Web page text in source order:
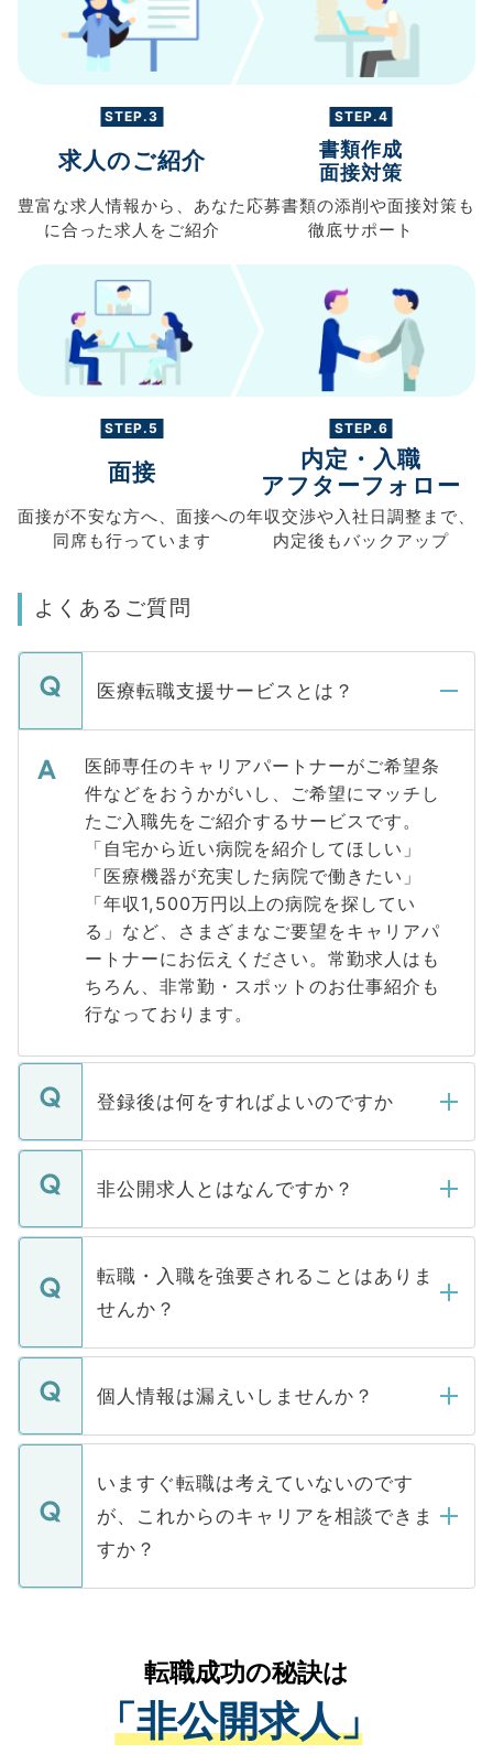
STEP.3
求人のご紹介
豊富な求人情報から、 あなた
に合った求人を ご紹介
STEP.4
書類作成
面接対策
応募書類の添削や面接対策も
徹底サポート
STEP.5
面接
面接が不安な方へ、 面接への
同席も行っています
STEP.6
内定・入職
アフターフォロー
年収交渉や入社日調整まで、
内定後もバックアップ
よくあるご質問
医療転職支援サービスとは？
医師専任のキャリアパートナーがご希望条
件などをおうかがいし、ご希望にマッチし
たご入職先をご紹介するサービスです。
「自宅から近い病院を紹介してほしい」
「医療機器が充実した病院で働きたい」
「年収1,500万円以上の病院を探してい
る」など、さまざまなご要望をキャリアパ
ートナーにお伝えください。常勤求人はも
ちろん、非常勤・スポットのお仕事紹介も
行なっております。
登録後は何をすればよいのですか
ご登録いただきましたら、弊社担当者がご
登録内容を確認し、その後メールもしくは
ます。通常、5営業日以内にはご連絡をせて
いただきますので、しばらくお待ちくださ
非公開求人とはなんですか？
マイナビDOCTORで取り扱っている求人の
うち約3割は、Webサイトからご覧いただ
けない「非公開求人」です。非公開求人は
下記の理由によって、一般には公開してい
ません。
■応募殺到を避けるため 人気のある医療機
関を公にしてしまうと、応募が殺到する場
に、医療機関が求める条件に合った人材の
みを人材紹介会社に依頼するケースが増え
ています。
転職・入職を強要されることはありま
せんか？
転職・入職を強要することは一切ありませ
ん。また、仮に応募先から内定をいただい
定を承諾する必要はありません。内定先へ
の辞退の連絡はキャリアパートナーが行い
個人情報は漏えいしませんか？
個人情報が漏えいすることはありませんの
で、ご安心ください。当サイトからの登録
などで収集したご登録者様の個人情報は、
ご本人のキャリアアップおよび転職活動の
支援を目的に使用いたします。お預かりし
ているすべての個人データはご本人の許可
は、個人情報の取り扱いについての厳密な
管理基準を満たした事業者のみに付与され
る、プライバシーマークを取得済みです。
いますぐ転職は考えていないのです
が、これからのキャリアを相談できま
すか？
かがいして、現在の医療機関の状況や紹介
経験をまじえながら、適切なアドバイスを
させていただきます。すぐにご転職をされ
ない方には、長期的なサポートが可能です
転職成功の秘訣は
「非公開求人」